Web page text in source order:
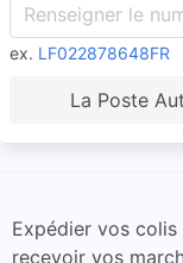
ex. LF022878648FR
La Poste
Expédier vos colis
recevoir vos